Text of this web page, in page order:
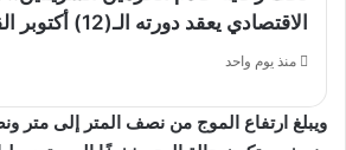
الاقتصادي يعقد دورته الـ(12) أكتوبر القادم
منذ يوم واحد
ويبلغ ارتفاع الموج من نصف المتر إلى متر